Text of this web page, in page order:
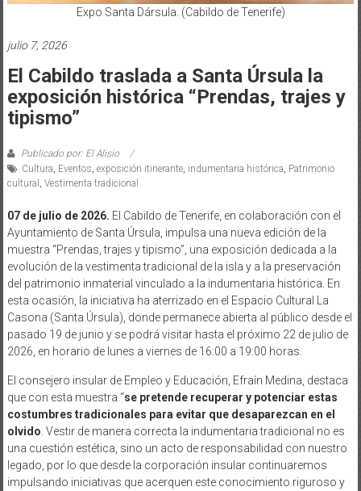
Expo Santa Dársula. (Cabildo de Tenerife)
julio 7, 2026
El Cabildo traslada a Santa Úrsula la
exposición histórica “Prendas, trajes y
tipismo”
Publicado por: El Alisio
Cultura Eventos exposición itinerante, indumentaria histórica Patrimonio
cultural
Vestimenta tradicional
07 de julio de 2026. El Cabildo de Tenerife, en colaboración con el
Ayuntamiento de Santa Úrsula, impulsa una nueva edición de la
muestra “Prendas, trajes y tipismo”, una exposición dedicada a la
evolución de la vestimenta tradicional de la isla y a la preservación
del patrimonio inmaterial vinculado a la indumentaria histórica. En
esta ocasión, la iniciativa ha aterrizado en el Espacio Cultural La
Casona (Santa Úrsula), donde permanece abierta al público desde el
pasado 19 de junio y se podrá visitar hasta el próximo 22 de julio de
2026, en horario de lunes a viernes de 16:00 a 19:00 horas.
El consejero insular de Empleo y Educación, Efraín Medina, destaca
que con esta muestra “se pretende recuperar y potenciar estas
costumbres tradicionales para evitar que desaparezcan en el
olvido . Vestir de manera correcta la indumentaria tradicional no es
una cuestión estética, sino un acto de responsabilidad con nuestro
legado, por lo que desde la corporación insular continuaremos
impulsando iniciativas que acerquen este conocimiento riguroso y